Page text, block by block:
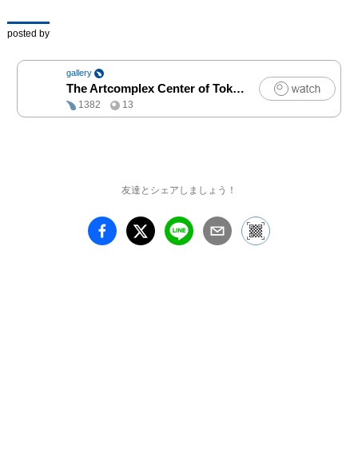
それと、人魚の彼女たち
は必ずおしゃれで
深海ファッションってど
んな感じ？という ちい
さな頃にぬり絵や着せ替
高覧いただけましたら幸
posted by
gallery
The Artcomplex Center of Tokyo
アート
1382
13
友達とシェアしましょう！